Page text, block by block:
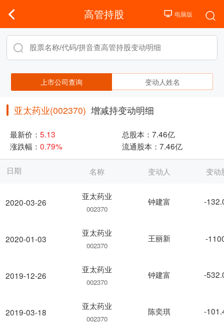
高管持股
上市公司查询 变动人姓名
亚太药业(002370) 增减持变动明细
最新价： 5.13 总股本： 7.46亿
涨跌幅： 0.79% 流通股本： 7.46亿
日期
2020-03-26
2020-01-03
2019-12-26
2019-03-18
名称 变动人 变动
亚太药业
002370
钟建富 -
亚太药业
002370
王丽新 -
亚太药业
002370
钟建富 -
亚太药业
002370
陈奕琪 -